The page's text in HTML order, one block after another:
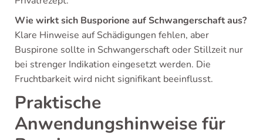
Wie wirkt sich Busporione auf Schwangerschaft aus?
Klare Hinweise auf Schädigungen fehlen, aber
Buspirone sollte in Schwangerschaft oder Stillzeit nur
bei strenger Indikation eingesetzt werden. Die
Fruchtbarkeit wird nicht signifikant beeinflusst.
Praktische
Anwendungshinweise für